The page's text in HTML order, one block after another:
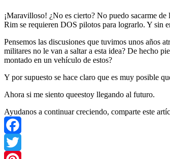
¡Maravilloso! ¿No es cierto? No puedo sacarme
Rim se requieren DOS pilotos para lograrlo. Y sin
Pensemos las discusiones que tuvimos unos años
militares no le van a saltar a esta idea? De hecho
montado en un vehículo de estos?
Y por supuesto se hace claro que es muy posible
Ahora si me siento queestoy llegando al futuro.
Ayudanos a continuar creciendo, comparte este
Facebook